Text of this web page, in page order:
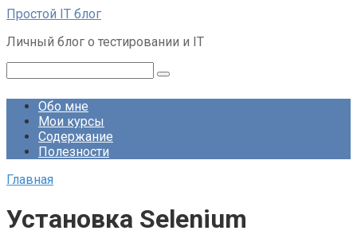
Перейти
контенту
Простой IT блог
Личный блог о тестировании и IT
Обо мне
Мои курсы
Содержание
Полезности
Главная
Установка Selenium